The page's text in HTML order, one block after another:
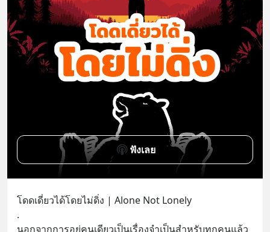
ฟังเลย
โดดเดี่ยวได้โดยไม่ดิ่ง | Alone Not Lonely
.
นอกจากการอยู่คนเดียวเป็นเรื่องจำเป็นสำหรับทุกคนแล้ว